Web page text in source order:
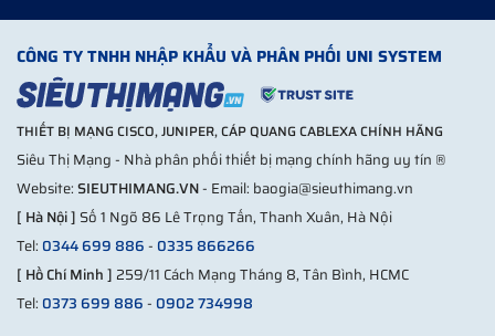
trời
ODF
96FO
trong
nhà
96 dây hàn quang, 96 adapter ( SC, LC, FC),
96 ống co nhiệt, khay hàn quang 24FO x 4,
túi phụ kiện
ODF
96FO
ngoài
trời
96 dây hàn quang, 96 adapter ( SC, LC, FC),
96 ống co nhiệt, khay hàn quang 24FO x 4,
túi phụ kiện
Những thông tin hữu ích có trên sản phẩm hộp
CÔNG TY TNHH NHẬP KHẨU VÀ PHÂN PHỐI UNI SYSTEM
THIẾT BỊ MẠNG CISCO, JUNIPER, CÁP QUANG CABLEXA CHÍNH HÃNG
Siêu Thị Mạng - Nhà phân phối thiết bị mạng chính hãng uy tín ®
Website:SIEUTHIMANG.VN- Email: baogia@sieuthimang.vn
[ Hà Nội ] Số 1 Ngõ 86 Lê Trọng Tấn, Thanh Xuân, Hà Nội
Tel:0344 699 886-0335 866266
[ Hồ Chí Minh ] 259/11 Cách Mạng Tháng 8, Tân Bình, HCMC
Tel:0373 699 886-0902 734998